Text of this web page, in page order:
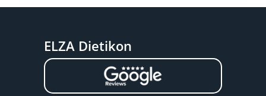
ELZA Dietikon